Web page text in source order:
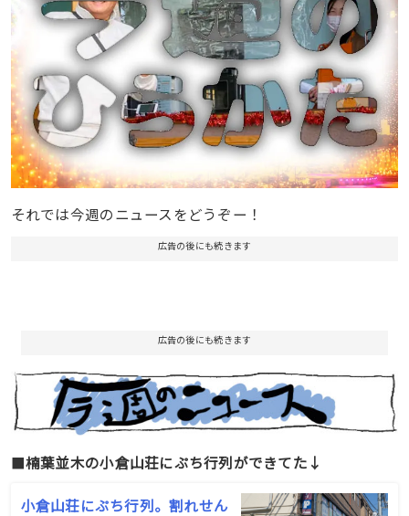
それでは今週のニュースをどうぞー！
広告の後にも続きます
広告の後にも続きます
■楠葉並木の小倉山荘にぷち行列ができてた↓
小倉山荘にぷち行列。割れせん